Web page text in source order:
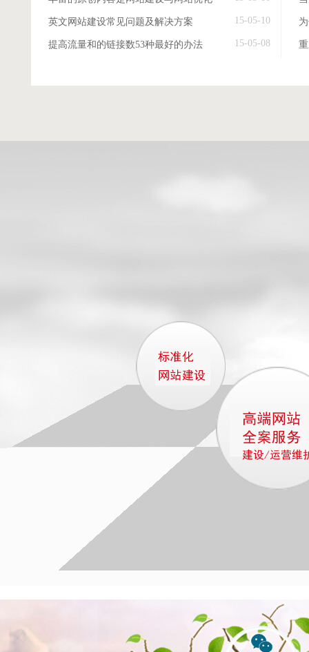
英文网站建设常见问题及解决方案 15-05-10
提高流量和的链接数53种最好的办法 15-05-08